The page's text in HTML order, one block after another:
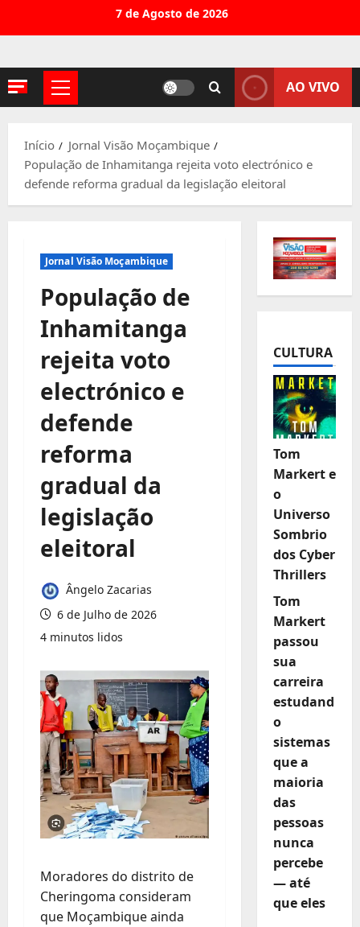
conteúdo
7 de Agosto de 2026
Menu
AO VIVO
Início
Jornal Visão Moçambique
População de Inhamitanga rejeita voto electrónico e
defende reforma gradual da legislação eleitoral
Jornal Visão Moçambique
População de
Inhamitanga
rejeita voto
electrónico e
defende
reforma
gradual da
legislação
eleitoral
Ângelo Zacarias
6 de Julho de 2026
4 minutos lidos
Moradores do distrito de
Cheringoma consideram
que Moçambique ainda
CULTURA
Tom
Markert e
o
Universo
Sombrio
dos Cyber
Thrillers
Tom
Markert
passou
sua
carreira
estudand
o
sistemas
que a
maioria
das
pessoas
nunca
percebe
— até
que eles